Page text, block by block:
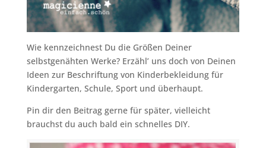
Wie kennzeichnest Du die Größen Deiner
selbstgenähten Werke? Erzähl’ uns doch von Deinen
Ideen zur Beschriftung von Kinderbekleidung für
Kindergarten, Schule, Sport und überhaupt.
Pin dir den Beitrag gerne für später, vielleicht
brauchst du auch bald ein schnelles DIY.